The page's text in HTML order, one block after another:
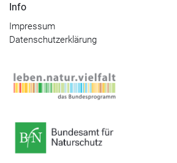
Info
Impressum
Datenschutzerklärung